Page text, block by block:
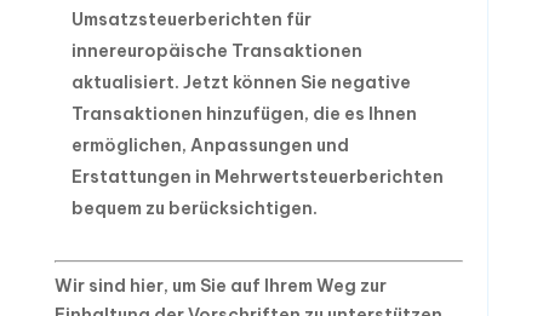
Umsatzsteuerberichten für
innereuropäische Transaktionen
aktualisiert. Jetzt können Sie negative
Transaktionen hinzufügen, die es Ihnen
ermöglichen, Anpassungen und
Erstattungen in Mehrwertsteuerberichten
bequem zu berücksichtigen.
Wir sind hier, um Sie auf Ihrem Weg zur